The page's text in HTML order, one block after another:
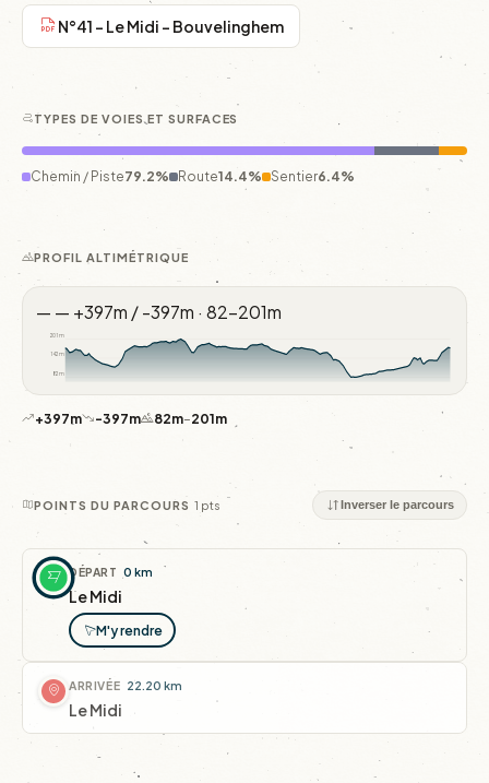
N°41 - Le Midi - Bouvelinghem
TYPES DE VOIES ET SURFACES
Chemin / Piste79.2% Route14.4% Sentier6.4%
PROFIL ALTIMÉTRIQUE
— — +397m / -397m · 82–201m
82m
142m
201m
+397m -397m 82m–201m
POINTS DU PARCOURS 1 pts Inverser le parcours
DÉPART 0 km
Le Midi
M'y rendre
ARRIVÉE 22.20 km
Le Midi